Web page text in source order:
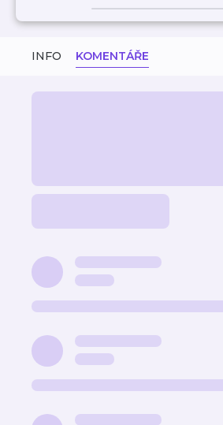
INFO KOMENTÁŘE